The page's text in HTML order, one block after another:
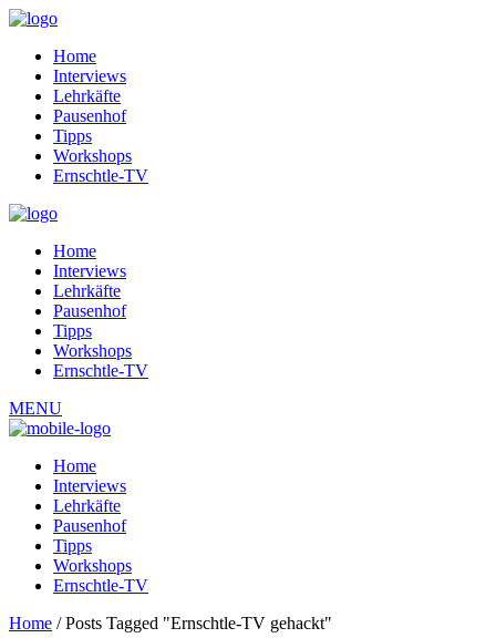
Home
Interviews
Lehrkäfte
Pausenhof
Tipps
Workshops
Ernschtle-TV
Home
Interviews
Lehrkäfte
Pausenhof
Tipps
Workshops
Ernschtle-TV
MENU
Home
Interviews
Lehrkäfte
Pausenhof
Tipps
Workshops
Ernschtle-TV
Home /Posts Tagged "Ernschtle-TV gehackt"